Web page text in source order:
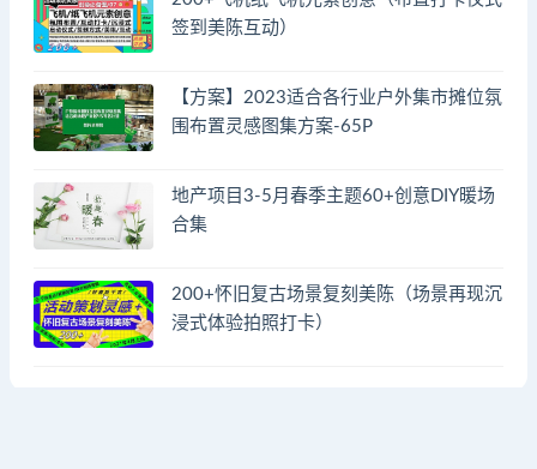
签到美陈互动）
【方案】2023适合各行业户外集市摊位氛
围布置灵感图集方案-65P
地产项目3-5月春季主题60+创意DIY暖场
合集
200+怀旧复古场景复刻美陈（场景再现沉
浸式体验拍照打卡）